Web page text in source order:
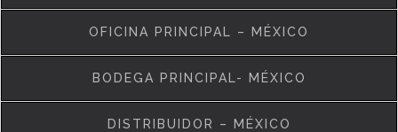
OFICINA PRINCIPAL – MÉXICO
BODEGA PRINCIPAL- MÉXICO
DISTRIBUIDOR – MÉXICO